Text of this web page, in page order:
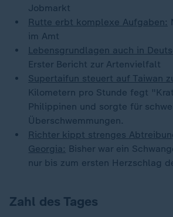
Jobmarkt
Rutte erbt komplexe Aufgaben:
im Amt
Lebensgrundlagen auch in
Erster Bericht zur Artenvielfalt
Supertaifun steuert auf Taiwan
Kilometern pro Stunde fegt
Philippinen und sorgte für
Überschwemmungen.
Richter kippt strenges
Georgia: Bisher war ein
nur bis zum ersten Herzschlag
Zahl des Tages